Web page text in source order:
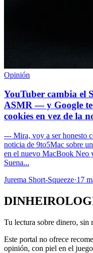
Opinión
YouTuber cambia el
ASMR — y Google
cookies en vez de la
--- Mira, voy a ser honesto
noticia de 9to5Mac sobre
en el nuevo MacBook Neo
Suena...
Jurema Short-Squeeze·17
Tu lectura sobre dinero, sin
Este portal no ofrece
opinión, con piel en el